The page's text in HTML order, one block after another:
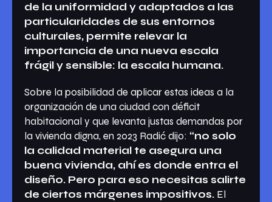
de la uniformidad y adaptados a las
particularidades de sus entornos
culturales, permite relevar la
importancia de una nueva escala
frágil y sensible: la escala humana.
Sobre la posibilidad de aplicar estas ideas a la
organización de una ciudad con déficit
habitacional y que levanta justas demandas por
la vivienda digna, en 2023 Radić dijo: “no solo
la calidad material te asegura una
buena vivienda, ahí es donde entra el
diseño. Pero para eso necesitas salirte
de ciertos márgenes impositivos. El